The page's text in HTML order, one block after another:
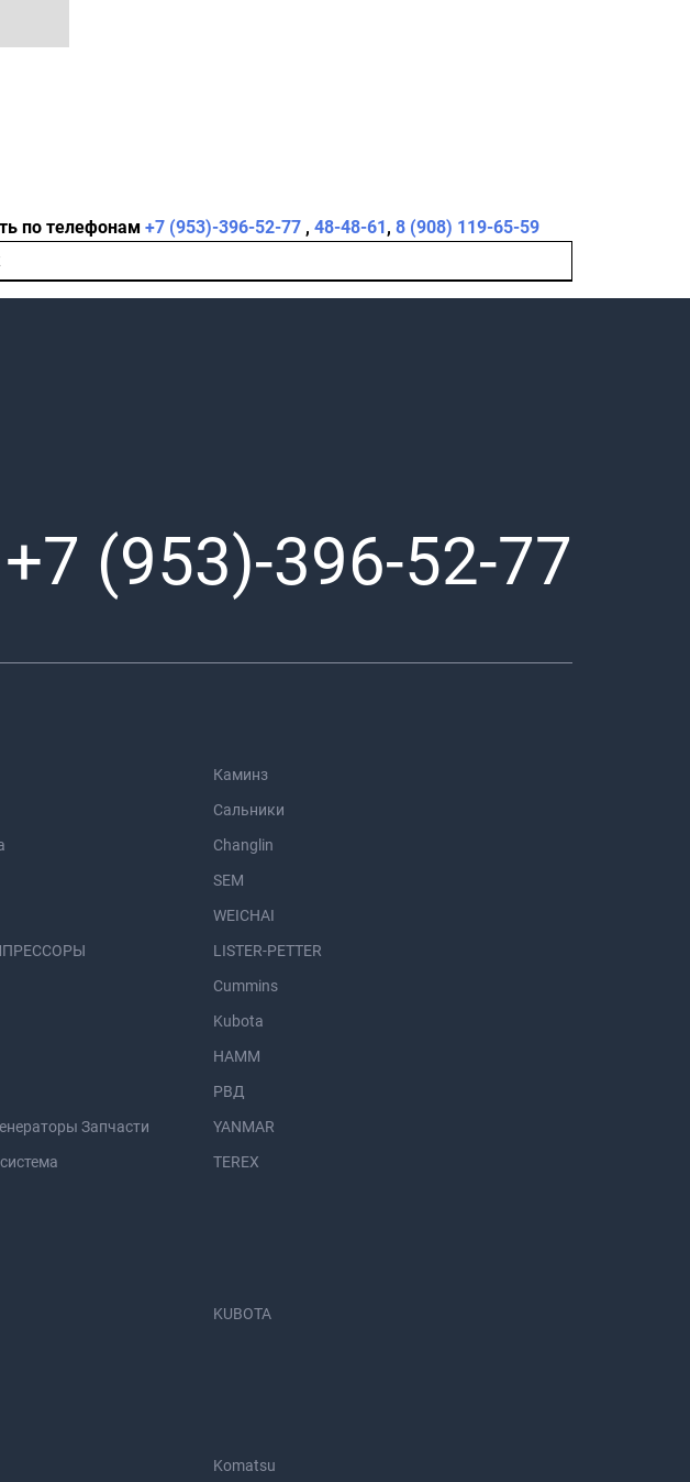
по телефонам +7 (953)-396-52-77 , 48-48-61, 8 (908) 119-65-59
+7 (953)-396-52-77
Каминз
Сальники
Changlin
SEM
WEICHAI
LISTER-PETTER
Cummins
Kubota
HAMM
РВД
Запчасти
YANMAR
TEREX
KUBOTA
Komatsu